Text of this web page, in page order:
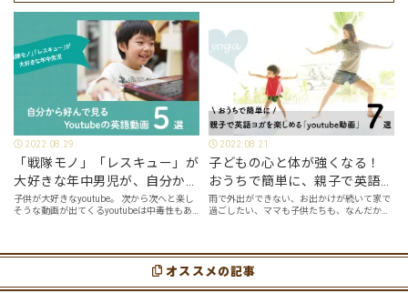
で…
2022.08.29
「戦隊モノ」「レスキュー」が
大好きな年中男児が、自分から
好んで見るyoutube英語動画５
選
子供が大好きなyoutube。 次から次へと楽し
そうな動画が出てくるyoutubeは中毒性もあ
youtubeやゲーム、アプリだ…
2022.08.21
子どもの心と体が強くなる！
おうちで簡単に、親子で英語ヨ
ガを楽しめる「youtube動画」
７選
雨で外出ができない、お出かけが続いて家で
過ごしたい、ママも子供たちも、なんだか疲
スメの「youtube動画」を紹介します…
オススメの記事